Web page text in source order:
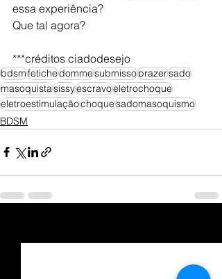
essa experiência?
Que tal agora?
***créditos ciadodesejo
bdsmfetichedommesubmissoprazersado
masoquistasissyescravoeletrochoque
eletroestimulaçãochoquesadomasoquismo
BDSM